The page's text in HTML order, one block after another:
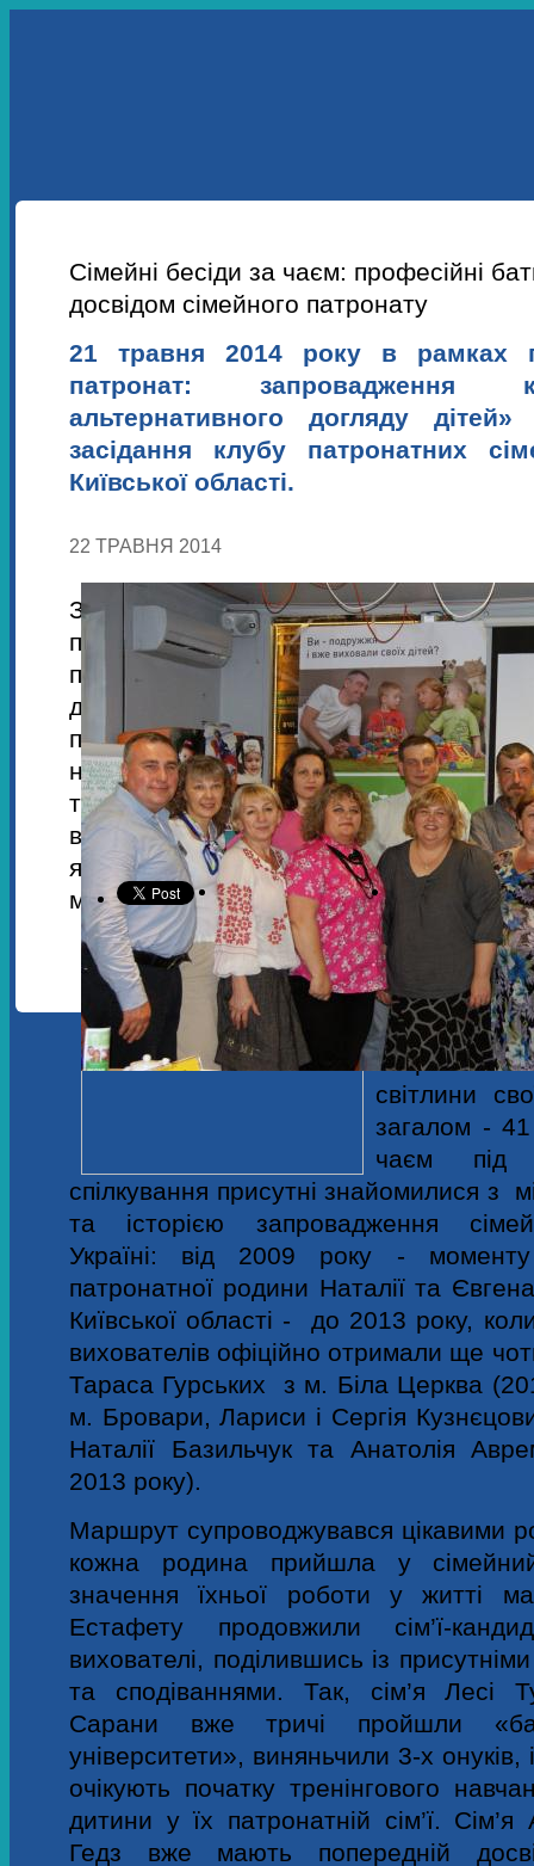
Сімейні бесіди за чаєм: професійні
досвідом сімейного патронату
21 травня 2014 року в рамках
патронат: запровадження
альтернативного догляду
засідання клубу патронатних
Київської області.
22 ТРАВНЯ 2014
Захід мав на меті обмін
патронатними батьками -
професійними патронатними
дітьми, які тимчасово
піклування.Окрімпатронатних
налічується всього п’ять,
також присутніми родини
вихователі, дотичні спеціалісти,
які забезпечують надання послуги
місцях, журналісти.
В п’яти
світлини
загалом - 41
чаєм під
спілкування присутні знайомилися з
та історією запровадження
Україні: від 2009 року -
патронатної родини Наталії та
Київської області - до 2013 року,
вихователів офіційно отримали ще
Тараса Гурських з м. Біла Церква
м. Бровари, Лариси і Сергія
Наталії Базильчук та Анатолія
2013 року).
Маршрут супроводжувався цікавими
кожна родина прийшла у
значення їхньої роботи у житті
Естафету продовжили сім’ї-
вихователі, поділившись із
та сподіваннями. Так, сім’я Лесі
Сарани вже тричі пройшли «
університети», виняньчили 3-х онуків,
очікують початку тренінгового
дитини у їх патронатній сім’ї.
Гедз вже мають попередній